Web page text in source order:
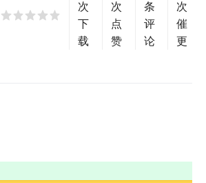
次
下
载
次
点
赞
条
评
论
次
催
更